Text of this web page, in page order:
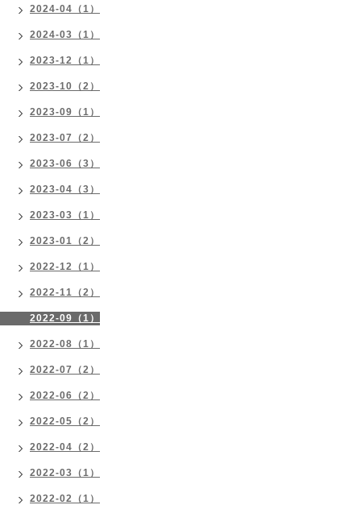
2024-04（1）
2024-03（1）
2023-12（1）
2023-10（2）
2023-09（1）
2023-07（2）
2023-06（3）
2023-04（3）
2023-03（1）
2023-01（2）
2022-12（1）
2022-11（2）
2022-09（1）
2022-08（1）
2022-07（2）
2022-06（2）
2022-05（2）
2022-04（2）
2022-03（1）
2022-02（1）